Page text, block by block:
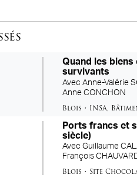
Quand les
survivants
AvecAnne-Valérie
Anne CONCHON
Blois • INSA,
Ports francs et
siècle)
AvecGuillaume
François
Blois • Site